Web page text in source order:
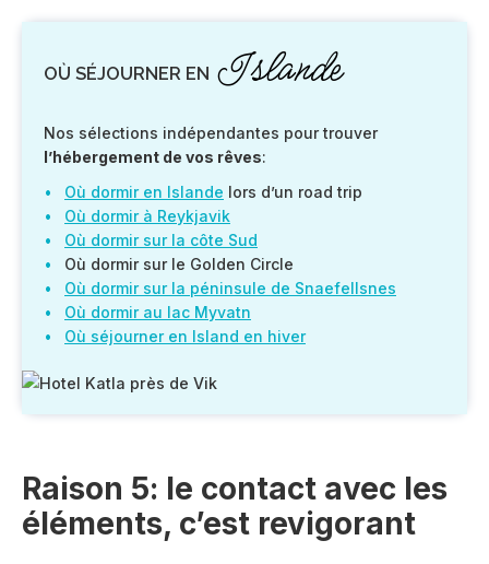
OÙ SÉJOURNER EN Islande
Nos sélections indépendantes pour trouver
l’hébergement de vos rêves:
Où dormir en Islande lors d’un road trip
Où dormir à Reykjavik
Où dormir sur la côte Sud
Où dormir sur le Golden Circle
Où dormir sur la péninsule de Snaefellsnes
Où dormir au lac Myvatn
Où séjourner en Island en hiver
Raison 5: le contact avec les
éléments, c’est revigorant